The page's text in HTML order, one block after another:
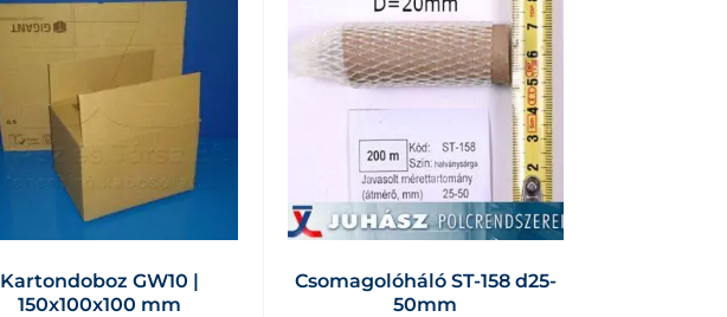
Kartondoboz GW10 |
150x100x100 mm
Csomagolóháló ST-158 d25-
50mm